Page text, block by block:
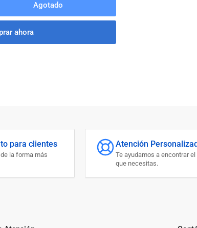
Agotado
ahora
para clientes
la forma más
Atención
Te ayudamos a encontrar
que necesitas.